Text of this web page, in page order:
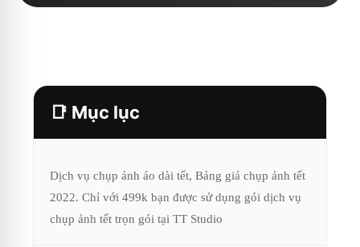
📑 Mục lục
Dịch vụ chụp ảnh áo dài tết, Bảng giá chụp ảnh tết
2022. Chỉ với 499k bạn được sử dụng gói dịch vụ
chụp ảnh tết trọn gói tại TT Studio